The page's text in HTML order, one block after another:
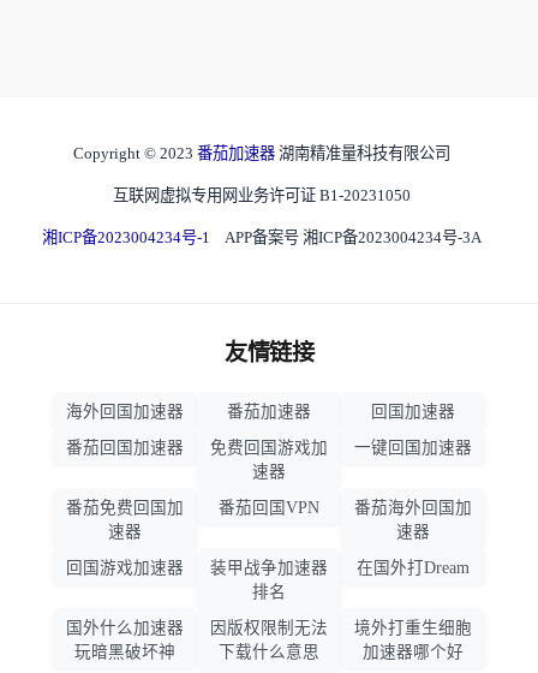
Copyright © 2023 番茄加速器 湖南精准量科技有限公司
互联网虚拟专用网业务许可证 B1-20231050
湘ICP备2023004234号-1 APP备案号 湘ICP备2023004234号-3A
友情链接
海外回国加速器 番茄加速器
回国加速器
番茄回国加速器
免费回国游戏加
速器
一键回国加速器
番茄免费回国加
速器
番茄回国VPN
番茄海外回国加
速器
回国游戏加速器
装甲战争加速器
排名
在国外打Dream
国外什么加速器
玩暗黑破坏神
因版权限制无法
下载什么意思
境外打重生细胞
加速器哪个好